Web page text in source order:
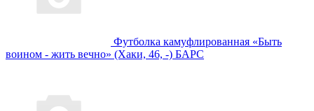
Футболка камуфлированная «Быть
воином - жить вечно» (Хаки, 46, -) БАРС